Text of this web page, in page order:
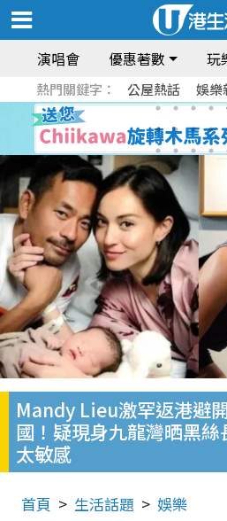
演唱會 優惠著數 玩
熱門關鍵字： 公屋熱話 娛樂
Mandy Lieu激罕返港避
國！疑現身九龍灣晒黑
太敏感
首頁 生活話題 娛樂